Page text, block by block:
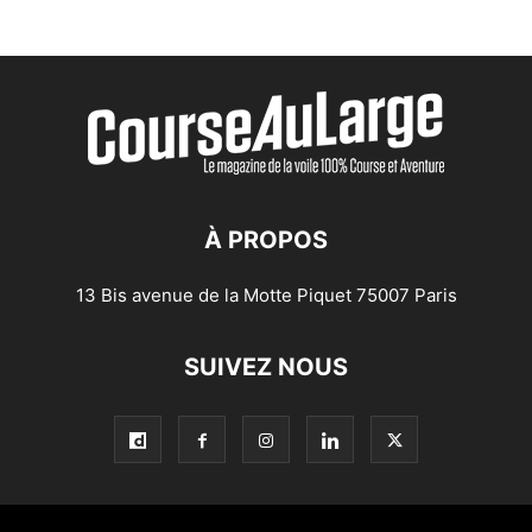
À PROPOS
13 Bis avenue de la Motte Piquet 75007 Paris
SUIVEZ NOUS